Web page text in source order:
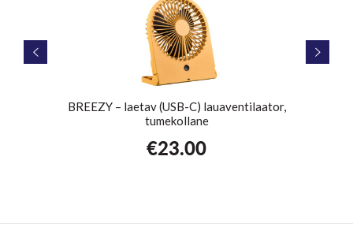
BREEZY – laetav (USB-C) lauaventilaator,
tumekollane
€23.00